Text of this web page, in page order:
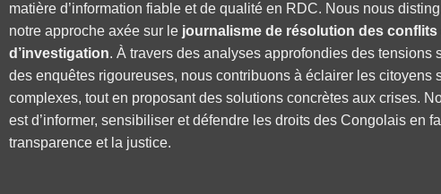
matière d’information fiable et de qualité en RDC. Nous nous
notre approche axée sur le journalisme de résolution des conflits
d’investigation. À travers des analyses approfondies des tensions
des enquêtes rigoureuses, nous contribuons à éclairer les citoyens
complexes, tout en proposant des solutions concrètes aux crises.
est d’informer, sensibiliser et défendre les droits des Congolais en
transparence et la justice.